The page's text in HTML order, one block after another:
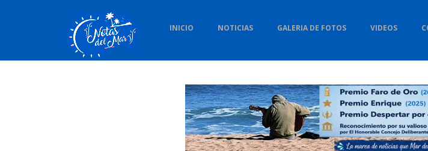
INICIO NOTICIAS GALERIA DE FOTOS VIDEOS